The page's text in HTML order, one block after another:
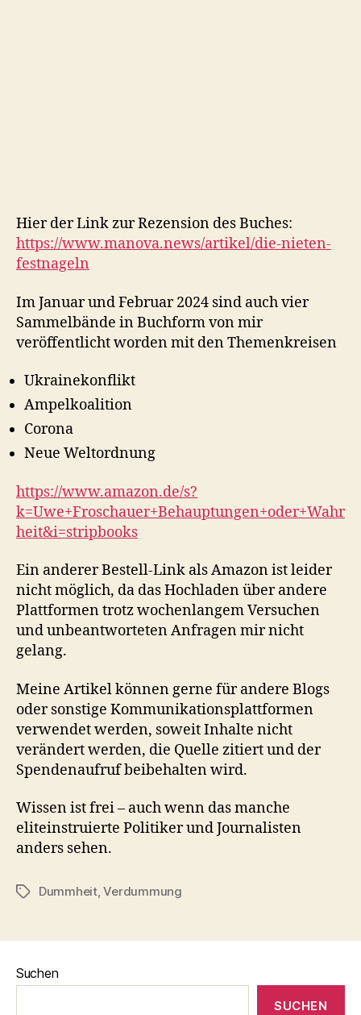
Hier der Link zur Rezension des Buches:
https://www.manova.news/artikel/die-nieten-
festnageln
Im Januar und Februar 2024 sind auch vier
Sammelbände in Buchform von mir
veröffentlicht worden mit den Themenkreisen
Ukrainekonflikt
Ampelkoalition
Corona
Neue Weltordnung
https://www.amazon.de/s?
k=Uwe+Froschauer+Behauptungen+oder+Wahr
heit&i=stripbooks
Ein anderer Bestell-Link als Amazon ist leider
nicht möglich, da das Hochladen über andere
Plattformen trotz wochenlangem Versuchen
und unbeantworteten Anfragen mir nicht
gelang.
Meine Artikel können gerne für andere Blogs
oder sonstige Kommunikationsplattformen
verwendet werden, soweit Inhalte nicht
verändert werden, die Quelle zitiert und der
Spendenaufruf beibehalten wird.
Wissen ist frei – auch wenn das manche
eliteinstruierte Politiker und Journalisten
anders sehen.
Schlagwörter
Dummheit,Verdummung
Suchen
SUCHEN